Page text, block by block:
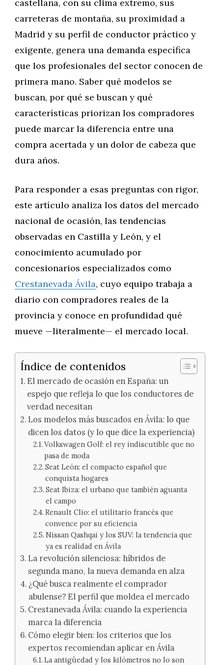
castellana, con su clima extremo, sus
carreteras de montaña, su proximidad a
Madrid y su perfil de conductor práctico y
exigente, genera una demanda específica
que los profesionales del sector conocen de
primera mano. Saber qué modelos se
buscan, por qué se buscan y qué
características priorizan los compradores
puede marcar la diferencia entre una
compra acertada y un dolor de cabeza que
dura años.
Para responder a esas preguntas con rigor,
este artículo analiza los datos del mercado
nacional de ocasión, las tendencias
observadas en Castilla y León, y el
conocimiento acumulado por
concesionarios especializados como
Crestanevada Ávila, cuyo equipo trabaja a
diario con compradores reales de la
provincia y conoce en profundidad qué
mueve —literalmente— el mercado local.
Índice de contenidos
El mercado de ocasión en España: un
espejo que refleja lo que los conductores de
verdad necesitan
Los modelos más buscados en Ávila: lo que
dicen los datos (y lo que dice la experiencia)
Volkswagen Golf: el rey indiscutible que no
pasa de moda
Seat León: el compacto español que
conquista hogares
Seat Ibiza: el urbano que también aguanta
el campo
Renault Clio: el utilitario francés que
convence por su eficiencia
Nissan Qashqai y los SUV: la tendencia que
ya es realidad en Ávila
La revolución silenciosa: híbridos de
segunda mano, la nueva demanda en alza
¿Qué busca realmente el comprador
abulense? El perfil que moldea el mercado
Crestanevada Ávila: cuando la experiencia
marca la diferencia
Cómo elegir bien: los criterios que los
expertos recomiendan aplicar en Ávila
La antigüedad y los kilómetros no lo son